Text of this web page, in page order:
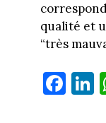
qualité et
“très
Fa
ce